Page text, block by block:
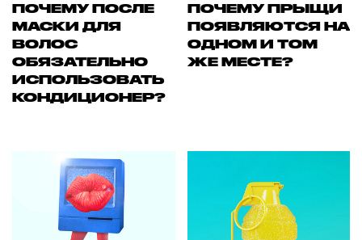
ПОЧЕМУ ПОСЛЕ
МАСКИ ДЛЯ
ВОЛОС
ОБЯЗАТЕЛЬНО
ИСПОЛЬЗОВАТЬ
КОНДИЦИОНЕР?
ПОЧЕМУ ПРЫЩИ
ПОЯВЛЯЮТСЯ НА
ОДНОМ И ТОМ
ЖЕ МЕСТЕ?